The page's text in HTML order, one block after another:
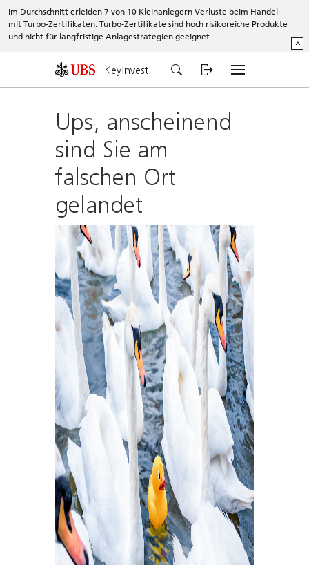
Im Durchschnitt erleiden 7 von 10 Kleinanlegern Verluste beim Handel
mit Turbo-Zertifikaten. Turbo-Zertifikate sind hoch risikoreiche Produkte
und nicht für langfristige Anlagestrategien geeignet.
^
KeyInvest
Ups, anscheinend
sind Sie am
falschen Ort
gelandet